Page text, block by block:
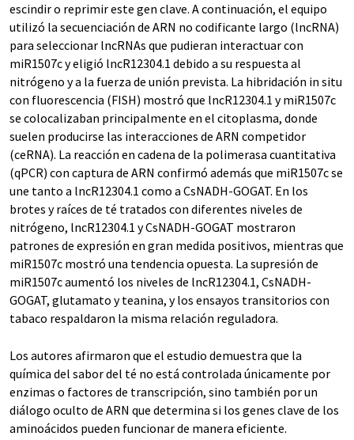
escindir o reprimir este gen clave. A continuación, el equipo
utilizó la secuenciación de ARN no codificante largo (lncRNA)
para seleccionar lncRNAs que pudieran interactuar con
miR1507c y eligió lncR12304.1 debido a su respuesta al
nitrógeno y a la fuerza de unión prevista. La hibridación in situ
con fluorescencia (FISH) mostró que lncR12304.1 y miR1507c
se colocalizaban principalmente en el citoplasma, donde
suelen producirse las interacciones de ARN competidor
(ceRNA). La reacción en cadena de la polimerasa cuantitativa
(qPCR) con captura de ARN confirmó además que miR1507c se
une tanto a lncR12304.1 como a CsNADH-GOGAT. En los
brotes y raíces de té tratados con diferentes niveles de
nitrógeno, lncR12304.1 y CsNADH-GOGAT mostraron
patrones de expresión en gran medida positivos, mientras que
miR1507c mostró una tendencia opuesta. La supresión de
miR1507c aumentó los niveles de lncR12304.1, CsNADH-
GOGAT, glutamato y teanina, y los ensayos transitorios con
tabaco respaldaron la misma relación reguladora.
Los autores afirmaron que el estudio demuestra que la
química del sabor del té no está controlada únicamente por
enzimas o factores de transcripción, sino también por un
diálogo oculto de ARN que determina si los genes clave de los
aminoácidos pueden funcionar de manera eficiente.